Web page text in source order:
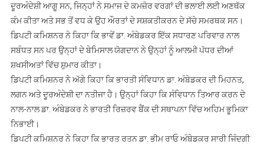
ਦੂਰਅੰਦੇਸ਼ੀ ਆਗੂ ਸਨ, ਜਿਨ੍ਹਾਂ ਨੇ ਸਮਾਜ ਦੇ ਕਮਜ਼ੋਰ ਵਰਗਾਂ ਦੀ ਭਲਾਈ ਲਈ ਅਣਥੱਕ
ਕੰਮ ਕੀਤਾ ਅਤੇ ਸਭ ਤੋਂ ਵਧ ਕੇ ਉਹ ਔਰਤਾਂ ਦੇ ਸਸ਼ਕਤੀਕਰਨ ਦੇ ਸੱਚੇ ਸਮਰਥਕ ਸਨ।
ਡਿਪਟੀ ਕਮਿਸ਼ਨਰ ਨੇ ਕਿਹਾ ਕਿ ਭਾਵੇਂ ਡਾ. ਅੰਬੇਡਕਰ ਇੱਕ ਸਧਾਰਣ ਪਰਿਵਾਰ ਨਾਲ
ਸਬੰਧਤ ਸਨ ਪਰ ਉਨ੍ਹਾਂ ਦੇ ਬੇਮਿਸਾਲ ਯੋਗਦਾਨ ਨੇ ਉਨ੍ਹਾਂ ਨੂੰ ਆਲਮੀ ਪੱਧਰ ਦੀਆਂ
ਸ਼ਖਸੀਅਤਾਂ ਵਿੱਚ ਸ਼ੁਮਾਰ ਕੀਤਾ।
ਡਿਪਟੀ ਕਮਿਸ਼ਨਰ ਨੇ ਅੱਗੇ ਕਿਹਾ ਕਿ ਭਾਰਤੀ ਸੰਵਿਧਾਨ ਡਾ. ਅੰਬੇਡਕਰ ਦੀ ਮਿਹਨਤ,
ਲਗਨ ਅਤੇ ਦੂਰਅੰਦੇਸ਼ੀ ਦਾ ਨਤੀਜਾ ਹੈ। ਉਨ੍ਹਾਂ ਕਿਹਾ ਕਿ ਸੰਵਿਧਾਨ ਤਿਆਰ ਕਰਨ ਦੇ
ਨਾਲ-ਨਾਲ ਡਾ. ਅੰਬੇਡਕਰ ਨੇ ਭਾਰਤੀ ਰਿਜ਼ਰਵ ਬੈਂਕ ਦੀ ਸਥਾਪਨਾ ਵਿੱਚ ਅਹਿਮ ਭੂਮਿਕਾ
ਨਿਭਾਈ।
ਡਿਪਟੀ ਕਮਿਸ਼ਨਰ ਨੇ ਕਿਹਾ ਕਿ ਭਾਰਤ ਰਤਨ ਡਾ. ਭੀਮ ਰਾਓ ਅੰਬੇਡਕਰ ਸਾਰੀ ਜਿੰਦਗੀ